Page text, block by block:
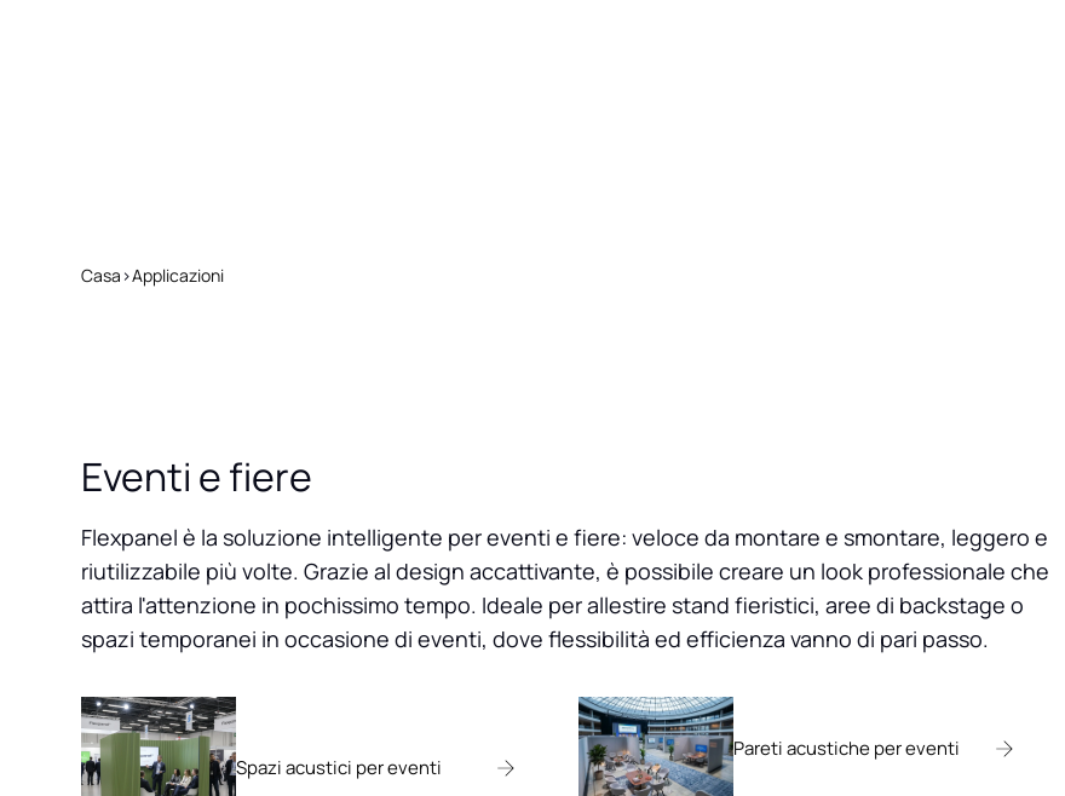
Casa >Applicazioni
Eventi e fiere
Flexpanel è la soluzione intelligente per eventi e fiere: veloce da montare e smontare, leggero e
riutilizzabile più volte. Grazie al design accattivante, è possibile creare un look professionale che
attira l'attenzione in pochissimo tempo. Ideale per allestire stand fieristici, aree di backstage o
spazi temporanei in occasione di eventi, dove flessibilità ed efficienza vanno di pari passo.
Spazi acustici per eventi
Pareti acustiche per eventi